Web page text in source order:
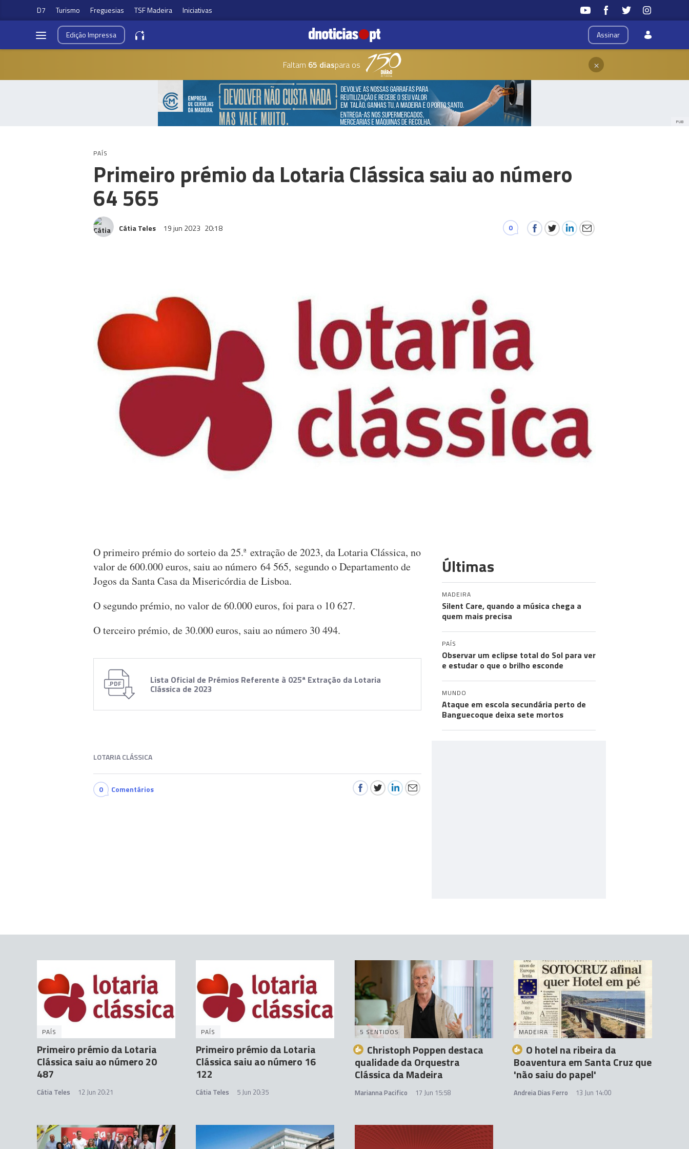
D7 Turismo Freguesias TSF Madeira Iniciativas
Assinar
EdiçãoImpressa
Faltam 65 diaspara os ×
PUB
PAÍS
Primeiro prémio da Lotaria Clássica saiu ao número
64 565
Cátia Teles 19 jun 2023 20:18 0
O primeiro prémio do sorteio da 25.ª extração de 2023, da Lotaria Clássica, no
valor de 600.000 euros, saiu ao número 64 565, segundo o Departamento de
Jogos da Santa Casa da Misericórdia de Lisboa.
O segundo prémio, no valor de 60.000 euros, foi para o 10 627.
O terceiro prémio, de 30.000 euros, saiu ao número 30 494.
.PDF Lista Oficial de Prémios Referente à 025ª Extração da Lotaria
Clássica de 2023
LOTARIA CLÁSSICA
0 Comentários
Últimas
MADEIRA
Silent Care, quando a música chega a
quem mais precisa
PAÍS
Observar um eclipse total do Sol para ver
e estudar o que o brilho esconde
MUNDO
Ataque em escola secundária perto de
Banguecoque deixa sete mortos
PAÍS
Primeiro prémio da Lotaria
Clássica saiu ao número 20
487
Cátia Teles 12 Jun 20:21
PAÍS
Primeiro prémio da Lotaria
Clássica saiu ao número 16
122
Cátia Teles 5 Jun 20:35
5 SENTIDOS
Christoph Poppen destaca
qualidade da Orquestra
Clássica da Madeira
Marianna Pacifico 17 Jun 15:58
MADEIRA
O hotel na ribeira da
Boaventura em Santa Cruz que
'não saiu do papel'
Andreia Dias Ferro 13 Jun 14:00